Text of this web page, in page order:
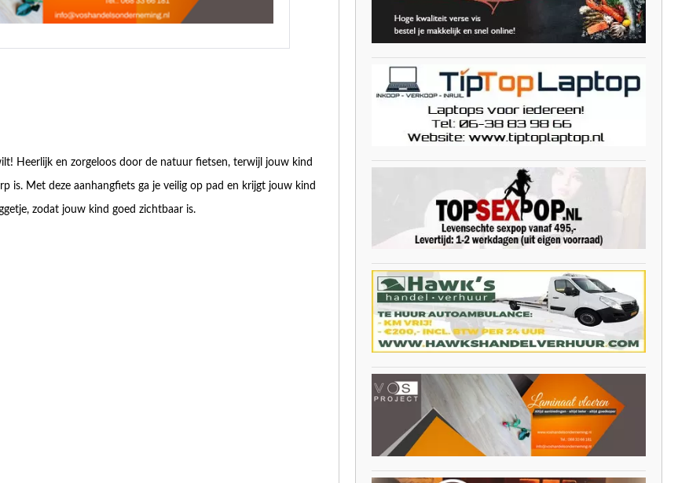
Heerlijk en zorgeloos door de natuur fietsen, terwijl jouw kind
Met deze aanhangfiets ga je veilig op pad en krijgt jouw kind
zodat jouw kind goed zichtbaar is.